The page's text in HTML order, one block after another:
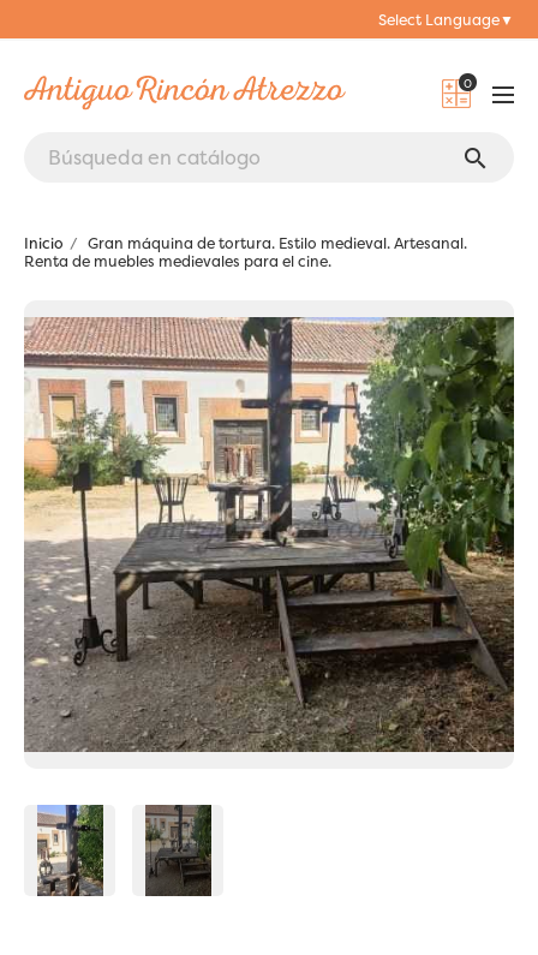
Select Language▼
0
search
Inicio
Gran máquina de tortura. Estilo medieval. Artesanal.
Renta de muebles medievales para el cine.